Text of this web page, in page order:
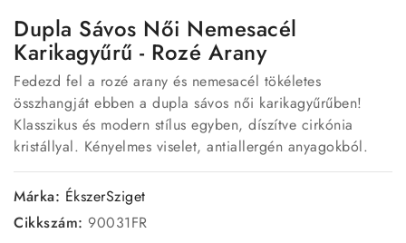
Dupla Sávos Női Nemesacél
Karikagyűrű - Rozé Arany
Fedezd fel a rozé arany és nemesacél tökéletes
összhangját ebben a dupla sávos női karikagyűrűben!
Klasszikus és modern stílus egyben, díszítve cirkónia
kristállyal. Kényelmes viselet, antiallergén anyagokból.
Márka: ÉkszerSziget
Cikkszám: 90031FR